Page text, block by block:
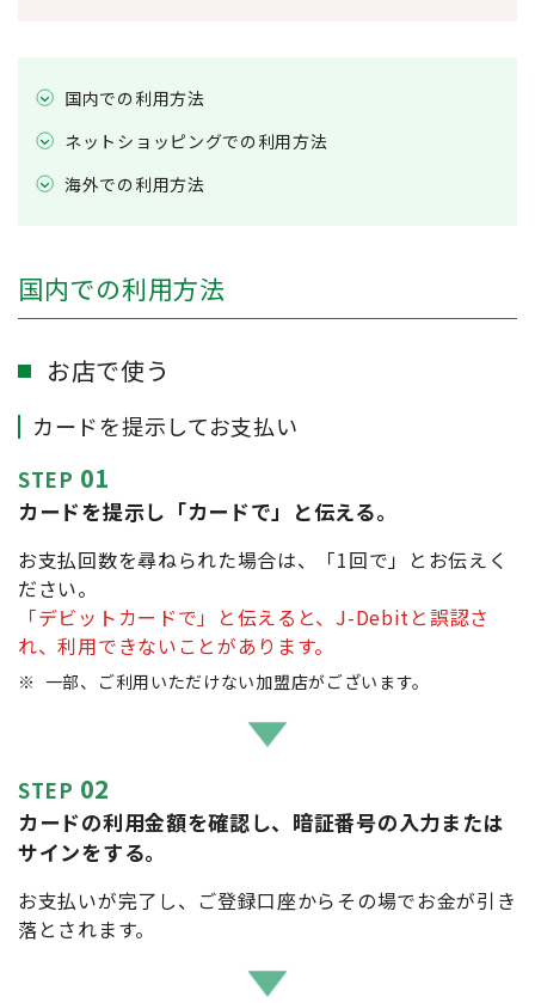
国内での利用方法
ネットショッピングでの利用方法
海外での利用方法
国内での利用方法
お店で使う
カードを提示してお支払い
STEP 01
カードを提示し「カードで」と伝える。
お支払回数を尋ねられた場合は、「1回で」とお伝えく
ださい。
「デビットカードで」と伝えると、J-Debitと誤認さ
れ、利用できないことがあります。
※ 一部、ご利用いただけない加盟店がございます。
STEP 02
カードの利用金額を確認し、暗証番号の入力または
サインをする。
お支払いが完了し、ご登録口座からその場でお金が引き
落とされます。